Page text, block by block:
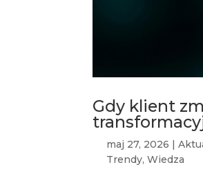
Gdy klient
maj 27, 2026 |
Trendy,Wiedza